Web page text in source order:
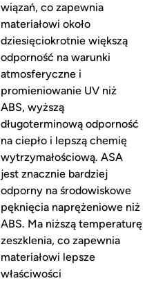
wiązań, co zapewnia
materiałowi około
dziesięciokrotnie większą
odporność na warunki
atmosferyczne i
promieniowanie UV niż
ABS, wyższą
długoterminową odporność
na ciepło i lepszą chemię
wytrzymałościową. ASA
jest znacznie bardziej
odporny na środowiskowe
pęknięcia naprężeniowe niż
ABS. Ma niższą temperaturę
zeszklenia, co zapewnia
materiałowi lepsze
właściwości